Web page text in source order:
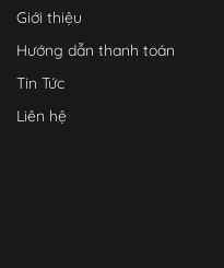
Giới thiệu
Hướng dẫn thanh toán
Tin Tức
Liên hệ